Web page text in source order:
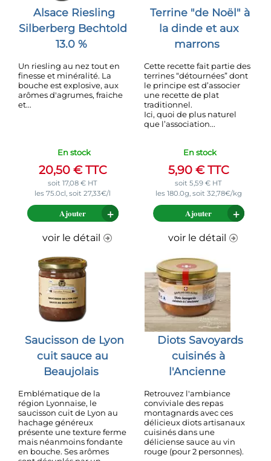
Alsace Riesling
Silberberg Bechtold
13.0 %
Un riesling au nez tout en
finesse et minéralité. La
bouche est explosive, aux
arômes d'agrumes, fraiche
et...
En stock
20,50 €TTC
soit 17,08 € HT
les 75.0cl, soit 27,33€/l
Ajouter
voir le détail
Terrine "de Noël" à
la dinde et aux
marrons
Cette recette fait partie des
terrines “détournées” dont
le principe est d’associer
une recette de plat
traditionnel.
Ici, quoi de plus naturel
que l’association...
En stock
5,90 €TTC
soit 5,59 € HT
les 180.0g, soit 32,78€/kg
Ajouter
voir le détail
Saucisson de Lyon
cuit sauce au
Beaujolais
Emblématique de la
région Lyonnaise, le
saucisson cuit de Lyon au
hachage généreux
présente une texture ferme
mais néanmoins fondante
en bouche. Ses arômes
Diots Savoyards
cuisinés à
l'Ancienne
Retrouvez l'ambiance
conviviale des repas
montagnards avec ces
délicieux diots artisanaux
cuisinés dans une
déliciense sauce au vin
rouge (pour 2 personnes).